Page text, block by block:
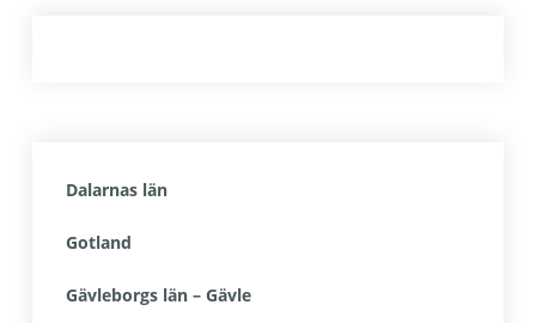
Dalarnas län
Gotland
Gävleborgs län – Gävle